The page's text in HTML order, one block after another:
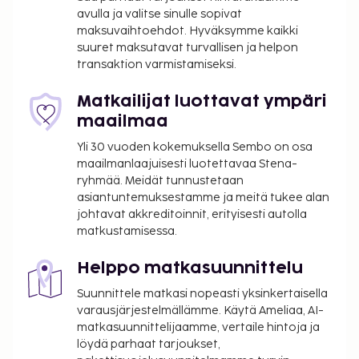
liikeasiakkailleen 8 kokoushuonetta. Palveluihin
kuuluu maksullinen omatoiminen pysäköinti.
Seuraavat palvelut ovat saatavilla: ilmainen
juhlasali. Tämä hotelli tarjoaa asiakkailleen
ravintolan ja kahvila. Baarissa voit nauttia raikasta
tarjoillaan arkipäivisin klo 6.30–10.00 ja
viikonloppuisin klo 6.30–10.30. Tämän
majoituspaikan virallisen tähtiluokituksen on
myöntänyt Ranskan turismin kehitysjärjestö ATOUT.
Seuraavat tilat on suljettu perjantaisin, lauantaisin ja
Ruokailupaikka/-paikat
Majoituspaikka veloittaa seuraavat paikan päällä
suoritettavat maksut. Maksuihin saattaa sisältyä
sovellettavat verot:
avulla ja valitse sinulle sopivat
maksuvaihtoehdot. Hyväksymme kaikki
suuret maksutavat turvallisen ja helpon
transaktion varmistamiseksi.
Matkailijat luottavat ympäri
maailmaa
Yli 30 vuoden kokemuksella Sembo on osa
maailmanlaajuisesti luotettavaa Stena-
ryhmää. Meidät tunnustetaan
asiantuntemuksestamme ja meitä tukee alan
johtavat akkreditoinnit, erityisesti autolla
matkustamisessa.
Helppo matkasuunnittelu
Suunnittele matkasi nopeasti yksinkertaisella
varausjärjestelmällämme. Käytä Ameliaa, AI-
matkasuunnittelijaamme, vertaile hintoja ja
löydä parhaat tarjoukset,